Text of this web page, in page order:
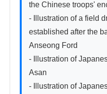
the Chinese troops'
- Illustration of a field
established after the
Anseong Ford
- Illustration of
Asan
- Illustration of